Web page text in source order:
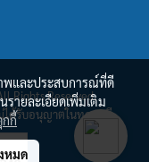
Rights Reserved.
ได้รับอนุญาตในทุกกรณี
พและประสบการณ์ที่ดี
รายละเอียดเพิ่มเติม
กี้
หมด